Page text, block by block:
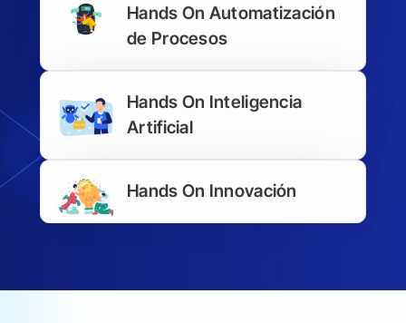
Hands On Automatización
de Procesos
Hands On Inteligencia
Artificial
Hands On Innovación